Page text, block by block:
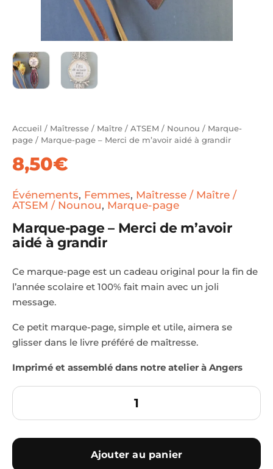
Accueil / Maîtresse / Maître / ATSEM / Nounou / Marque-
page / Marque-page – Merci de m’avoir aidé à grandir
8,50€
Événements, Femmes, Maîtresse / Maître /
ATSEM / Nounou, Marque-page
Marque-page – Merci de m’avoir
aidé à grandir
Ce marque-page est un cadeau original pour la fin de
l’année scolaire et 100% fait main avec un joli
message.
Ce petit marque-page, simple et utile, aimera se
glisser dans le livre préféré de maîtresse.
Imprimé et assemblé dans notre atelier à Angers
Ajouter au panier